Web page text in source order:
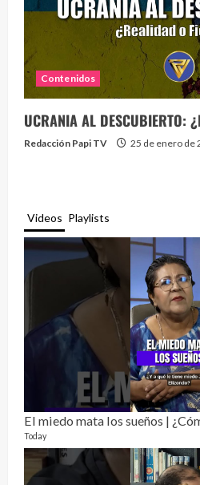
Contenidos
UCRANIA AL DESCUBIERTO:
Redacción Papi TV 25 de enero de
Videos Playlists
El miedo mata los sueños |
Today